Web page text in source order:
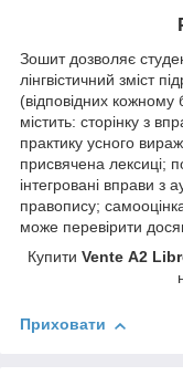
Зошит дозволяє
лінгвістичний зміст
(відповідних
містить: сторінку з
практику усного
присвячена лексиці;
інтегровані вправи з
правопису;
може перевірити
Купити Vente А2
Приховати